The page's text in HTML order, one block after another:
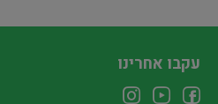
עקבו אחרינו